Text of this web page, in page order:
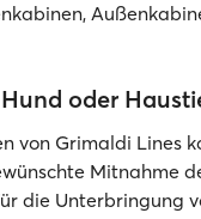
oder
von Grimaldi Lines
Mitnahme
die Unterbringung